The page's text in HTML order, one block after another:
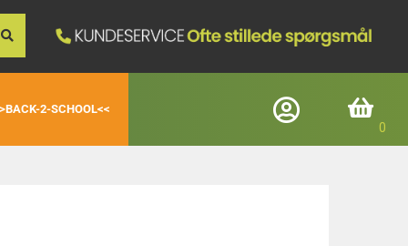
Log ind Indkøbskurv
2-SCHOOL<<